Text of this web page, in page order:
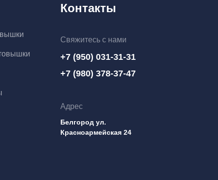
Контакты
Свяжитесь с нами
+7 (950) 031-31-31
+7 (980) 378-37-47
Адрес
Белгород ул.
Красноармейская 24